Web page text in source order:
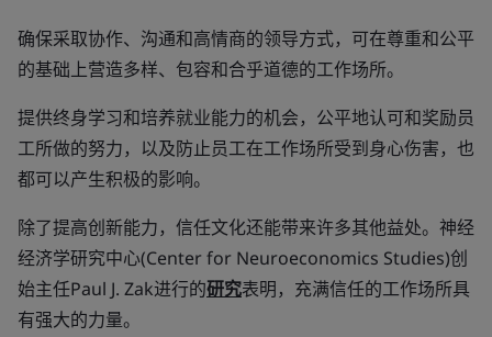
确保采取协作、沟通和高情商的领导方式，可在尊重和公平
的基础上营造多样、包容和合乎道德的工作场所。
提供终身学习和培养就业能力的机会，公平地认可和奖励员
工所做的努力，以及防止员工在工作场所受到身心伤害，也
都可以产生积极的影响。
除了提高创新能力，信任文化还能带来许多其他益处。神经
经济学研究中心(Center for Neuroeconomics Studies)创
始主任Paul J. Zak进行的研究表明，充满信任的工作场所具
有强大的力量。